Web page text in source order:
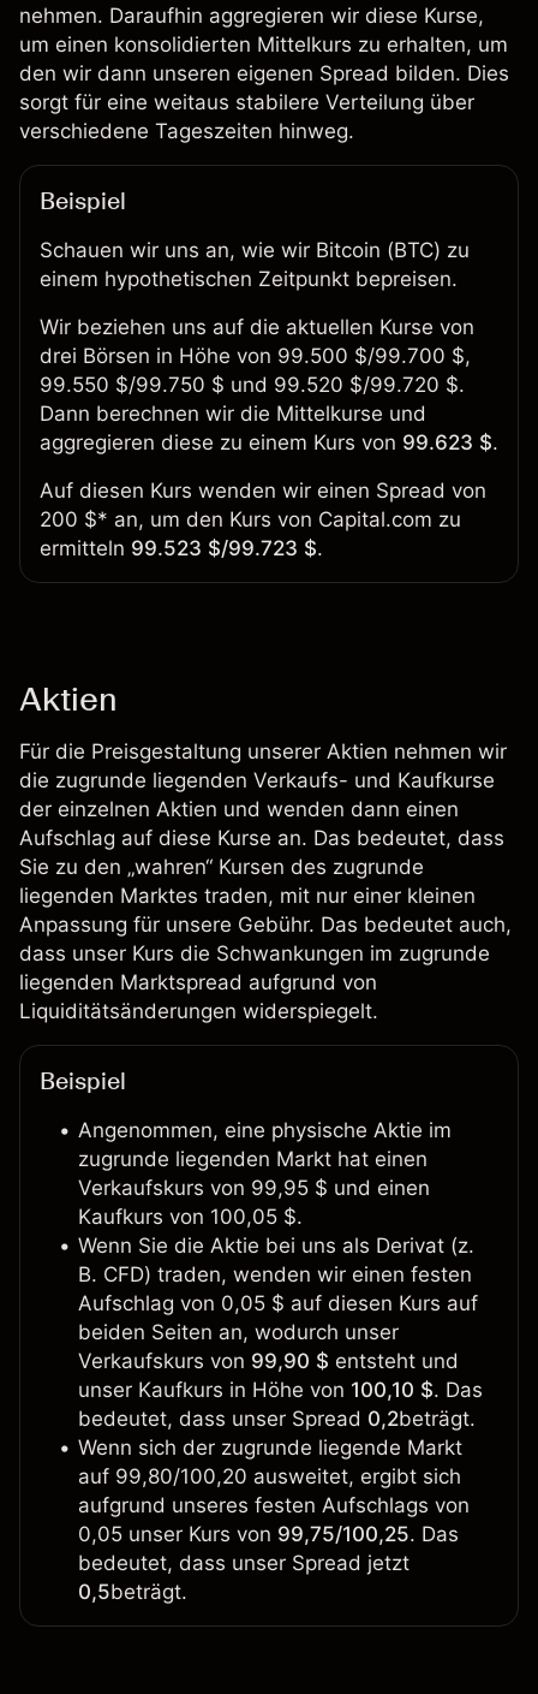
nehmen. Daraufhin aggregieren wir diese Kurse,
um einen konsolidierten Mittelkurs zu erhalten, um
den wir dann unseren eigenen Spread bilden. Dies
sorgt für eine weitaus stabilere Verteilung über
verschiedene Tageszeiten hinweg.
Beispiel
Schauen wir uns an, wie wir Bitcoin (BTC) zu
einem hypothetischen Zeitpunkt bepreisen.
Wir beziehen uns auf die aktuellen Kurse von
drei Börsen in Höhe von 99.500 $/99.700 $,
99.550 $/99.750 $ und 99.520 $/99.720 $.
Dann berechnen wir die Mittelkurse und
aggregieren diese zu einem Kurs von 99.623 $.
Auf diesen Kurs wenden wir einen Spread von
200 $* an, um den Kurs von Capital.com zu
ermitteln 99.523 $/99.723 $.
Aktien
Für die Preisgestaltung unserer Aktien nehmen wir
die zugrunde liegenden Verkaufs- und Kaufkurse
der einzelnen Aktien und wenden dann einen
Aufschlag auf diese Kurse an. Das bedeutet, dass
Sie zu den „wahren“ Kursen des zugrunde
liegenden Marktes traden, mit nur einer kleinen
Anpassung für unsere Gebühr. Das bedeutet auch,
dass unser Kurs die Schwankungen im zugrunde
liegenden Marktspread aufgrund von
Liquiditätsänderungen widerspiegelt.
Beispiel
Angenommen, eine physische Aktie im
zugrunde liegenden Markt hat einen
Verkaufskurs von 99,95 $ und einen
Kaufkurs von 100,05 $.
Wenn Sie die Aktie bei uns als Derivat (z.
B. CFD) traden, wenden wir einen festen
Aufschlag von 0,05 $ auf diesen Kurs auf
beiden Seiten an, wodurch unser
Verkaufskurs von 99,90 $ entsteht und
unser Kaufkurs in Höhe von 100,10 $. Das
bedeutet, dass unser Spread 0,2beträgt.
Wenn sich der zugrunde liegende Markt
auf 99,80/100,20 ausweitet, ergibt sich
aufgrund unseres festen Aufschlags von
0,05 unser Kurs von 99,75/100,25. Das
bedeutet, dass unser Spread jetzt
0,5beträgt.